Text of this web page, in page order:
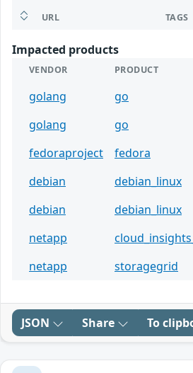
URL TAGS
Impacted products
VENDOR PRODUCT
golang go
golang
go
fedoraproject
fedora
debian
debian_linux
debian
debian_linux
netapp
netapp
storagegrid
JSON Share To